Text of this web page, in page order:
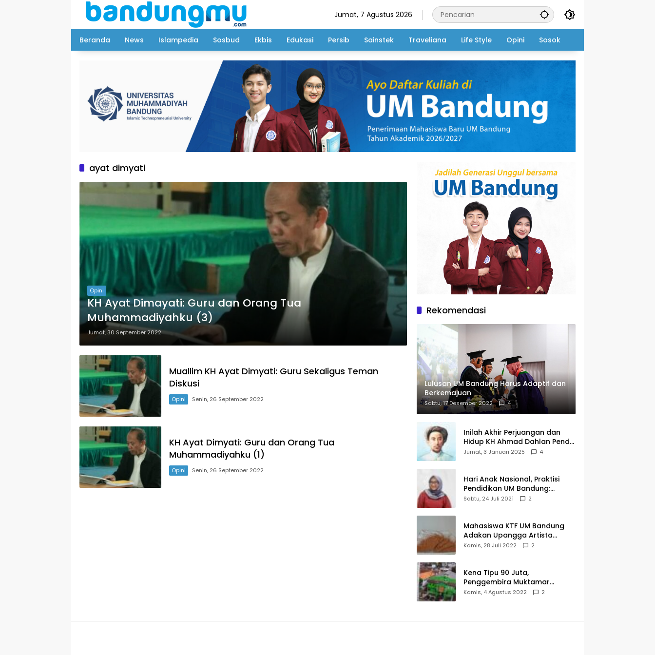
Jumat, 7 Agustus 2026
Beranda News Islampedia Sosbud Ekbis Edukasi Persib Sainstek Traveliana Life Style Opini Sosok
ayat dimyati
Opini
KH Ayat Dimayati: Guru dan Orang Tua
Muhammadiyahku (3)
Jumat, 30 September 2022
Muallim KH Ayat Dimyati: Guru Sekaligus Teman
Diskusi
Opini Senin, 26 September 2022
KH Ayat Dimyati: Guru dan Orang Tua
Muhammadiyahku (1)
Opini Senin, 26 September 2022
Rekomendasi
Lulusan UM Bandung Harus Adaptif dan
Berkemajuan
Sabtu, 17 Desember 2022 4
Inilah Akhir Perjuangan dan
Hidup KH Ahmad Dahlan Pendiri
Muhammadiyah
Jumat, 3 Januari 2025 4
Hari Anak Nasional, Praktisi
Pendidikan UM Bandung:
Mereka Generasi Penerus
Sabtu, 24 Juli 2021 2
Mahasiswa KTF UM Bandung
Adakan Upangga Artista
Exhibition, Ini Salah Satu
Kamis, 28 Juli 2022 2
Kena Tipu 90 Juta,
Penggembira Muktamar
Muhammadiyah Aisyiyah Asal
Kamis, 4 Agustus 2022 2